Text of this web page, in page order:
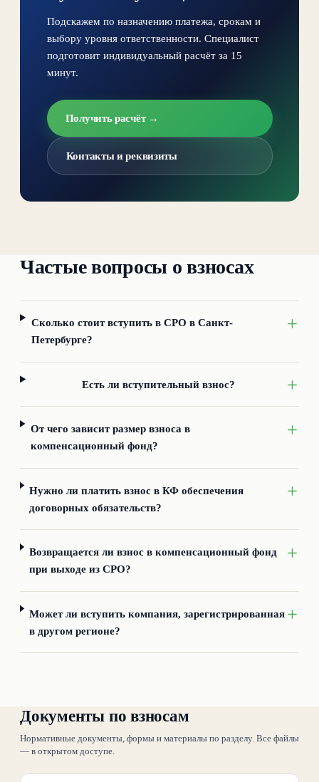
Подскажем по назначению платежа, срокам и
выбору уровня ответственности. Специалист
подготовит индивидуальный расчёт за 15
минут.
Получить расчёт →
Контакты и реквизиты
Частые вопросы о взносах
Сколько стоит вступить в СРО в Санкт-
Петербурге?
Есть ли вступительный взнос?
От чего зависит размер взноса в
компенсационный фонд?
Нужно ли платить взнос в КФ обеспечения
договорных обязательств?
Возвращается ли взнос в компенсационный фонд
при выходе из СРО?
Может ли вступить компания, зарегистрированная
в другом регионе?
Документы по взносам
Нормативные документы, формы и материалы по разделу. Все файлы
— в открытом доступе.